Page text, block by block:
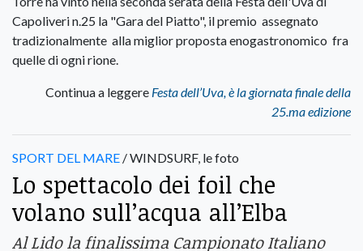
Capoliveri n.25 la "Gara del Piatto", il premio assegnato
tradizionalmente alla miglior proposta enogastronomico fra
quelle di ogni rione.
Continua a leggere Festa dell’Uva, è la giornata finale della
25.ma edizione
SPORT DEL MARE / WINDSURF, le foto
Lo spettacolo dei foil che
volano sull’acqua all’Elba
Al Lido la finalissima Campionato Italiano